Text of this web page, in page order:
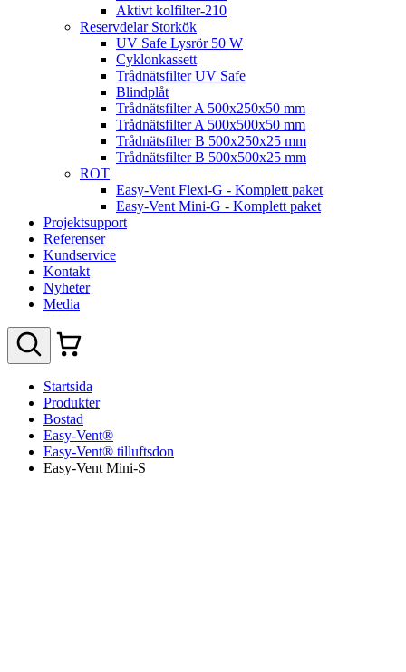
Aktivt kolfilter-210
Reservdelar Storkök
UV Safe Lysrör 50 W
Cyklonkassett
Trådnätsfilter UV Safe
Blindplåt
Trådnätsfilter A 500x250x50 mm
Trådnätsfilter A 500x500x50 mm
Trådnätsfilter B 500x250x25 mm
Trådnätsfilter B 500x500x25 mm
ROT
Easy-Vent Flexi-G - Komplett paket
Easy-Vent Mini-G - Komplett paket
Projektsupport
Referenser
Kundservice
Kontakt
Nyheter
Media
Startsida
Produkter
Bostad
Easy-Vent®
Easy-Vent® tilluftsdon
Easy-Vent Mini-S